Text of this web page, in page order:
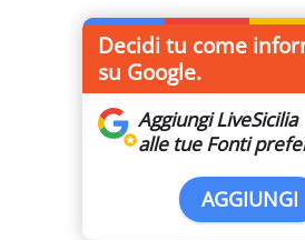
Decidi tu come
su Google.
Aggiungi LiveSicilia
alle tue Fonti
AGGIUNGI